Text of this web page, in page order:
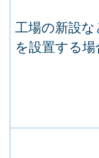
工場の新設
を設置する場